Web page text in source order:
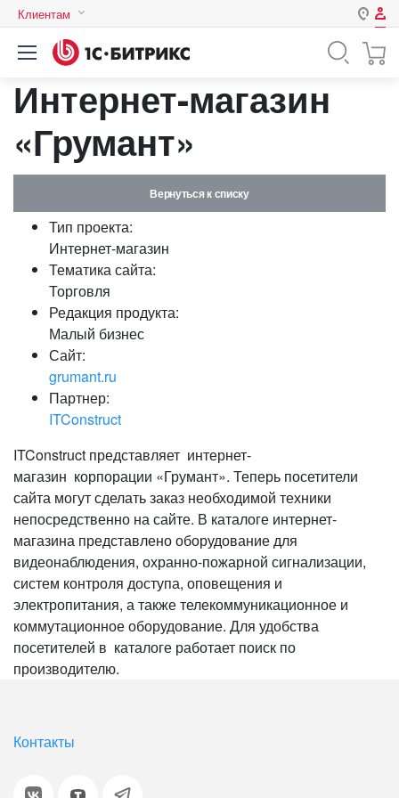
Клиентам
Казахстан
Авторизация
Логин
Пароль
Интернет-магазин
«Грумант»
Вернуться к списку
Тип проекта:
Интернет-магазин
Тематика сайта:
Торговля
Редакция продукта:
Малый бизнес
Сайт:
grumant.ru
Партнер:
ITConstruct
ITConstruct представляет интернет-
магазин корпорации «Грумант». Теперь посетители
сайта могут сделать заказ необходимой техники
непосредственно на сайте. В каталоге интернет-
магазина представлено оборудование для
видеонаблюдения, охранно-пожарной сигнализации,
систем контроля доступа, оповещения и
электропитания, а также телекоммуникационное и
коммутационное оборудование. Для удобства
посетителей в каталоге работает поиск по
производителю.
Контакты